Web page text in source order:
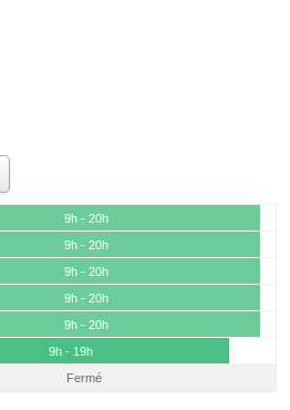
9h - 20h
9h - 20h
9h - 20h
9h - 20h
9h - 20h
9h - 19h
Fermé